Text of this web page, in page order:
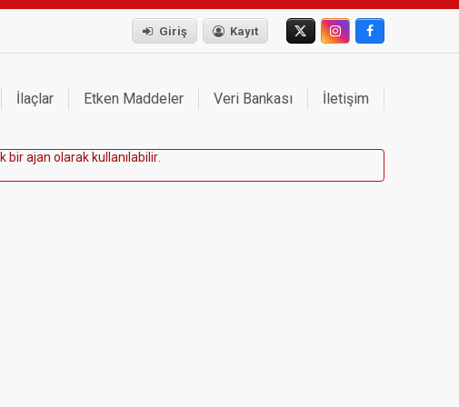
Giriş Kayıt
İlaçlar Etken Maddeler Veri Bankası İletişim
k birajan o arak ku anı abi ir